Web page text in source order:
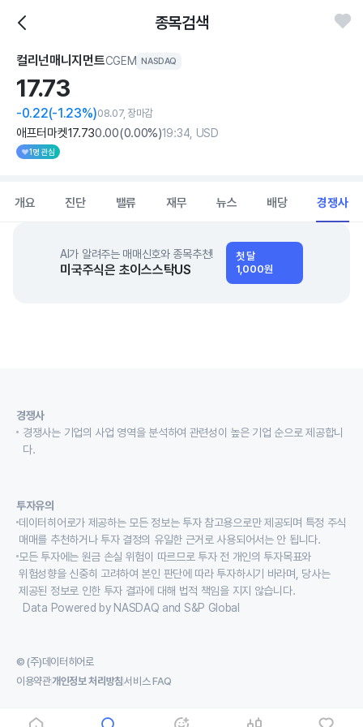
종목검색
컬리넌매니지먼트CGEM NASDAQ
17.73
-0.22(-1.23%)08.07, 장마감
애프터마켓17.730.00(0.00%)19:34, USD
1명 관심
개요 진단 밸류 재무 뉴스 배당 경쟁사
AI가 알려주는 매매신호와 종목추천!
미국주식은 초이스스탁US
첫 달
1,000원
경쟁사
경쟁사는 기업의 사업 영역을 분석하여 관련성이 높은 기업 순으로 제공합니
다.
투자유의
데이터히어로가 제공하는 모든 정보는 투자 참고용으로만 제공되며 특정 주식
매매를 추천하거나 투자 결정의 유일한 근거로 사용되어서는 안 됩니다.
모든 투자에는 원금 손실 위험이 따르므로 투자 전 개인의 투자목표와
위험성향을 신중히 고려하여 본인 판단에 따라 투자하시기 바라며, 당사는
제공된 정보로 인한 투자 결과에 대해 법적 책임을 지지 않습니다.
Data Powered by NASDAQ and S&P Global
© (주)데이터히어로
이용약관개인정보 처리방침서비스 FAQ